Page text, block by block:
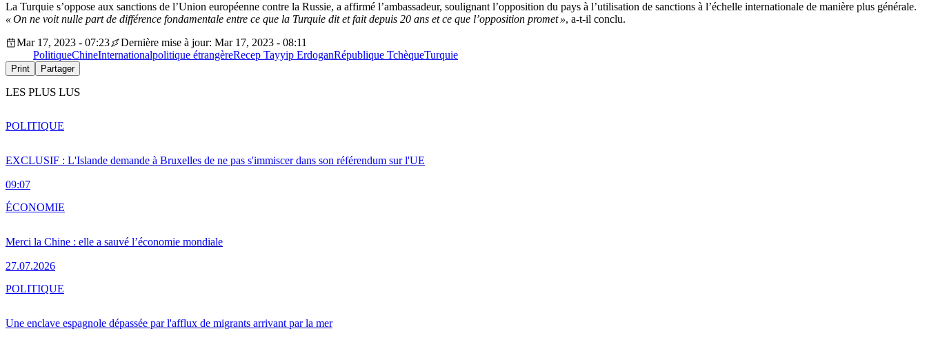
La Turquie s’oppose aux sanctions de l’Union européenne contre la Russie, a affirmé l’ambassadeur, soulignant l’opposition du pays à l’utilisation de sanctions à l’échelle internationale de manière plus générale.
« On ne voit nulle part de différence fondamentale entre ce que la Turquie dit et fait depuis 20 ans et ce que l’opposition promet », a-t-il conclu.
Mar 17, 2023 - 07:23
Dernière mise à jour: Mar 17, 2023 - 08:11
PolitiqueChineInternationalpolitique étrangèreRecep Tayyip ErdoganRépublique TchèqueTurquie
Print Partager
LES PLUS LUS
EXCLUSIF : L'Islande demande à Bruxelles de ne pas s'immiscer dans son référendum sur l'UE
09:07
POLITIQUE
Merci la Chine : elle a sauvé l’économie mondiale
27.07.2026
ÉCONOMIE
Une enclave espagnole dépassée par l'afflux de migrants arrivant par la mer
POLITIQUE